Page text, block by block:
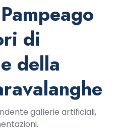
di
della
gallerie artificiali,